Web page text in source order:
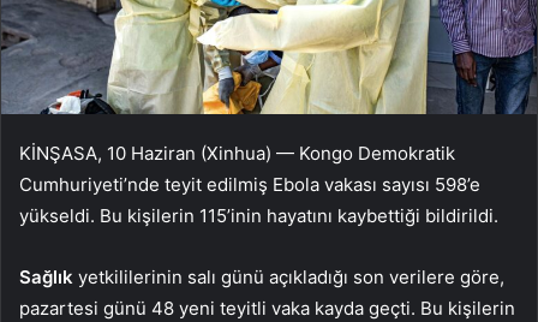
KİNŞASA, 10 Haziran (Xinhua) — Kongo Demokratik
Cumhuriyeti’nde teyit edilmiş Ebola vakası sayısı 598’e
yükseldi. Bu kişilerin 115’inin hayatını kaybettiği bildirildi.
Sağlık yetkililerinin salı günü açıkladığı son verilere göre,
pazartesi günü 48 yeni teyitli vaka kayda geçti. Bu kişilerin